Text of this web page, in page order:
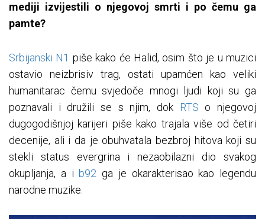
mediji izvijestili o njegovoj smrti i po čemu ga
pamte?
Srbijanski N1 piše kako će Halid, osim što je u muzici
ostavio neizbrisiv trag, ostati upamćen kao veliki
humanitarac čemu svjedoče mnogi ljudi koji su ga
poznavali i družili se s njim, dok
RTS o njegovoj
dugogodišnjoj karijeri piše kako trajala više od četiri
decenije, ali i da je obuhvatala bezbroj hitova koji su
stekli status evergrina i nezaobilazni dio svakog
okupljanja, a i b92 ga je okarakterisao kao legendu
narodne muzike.